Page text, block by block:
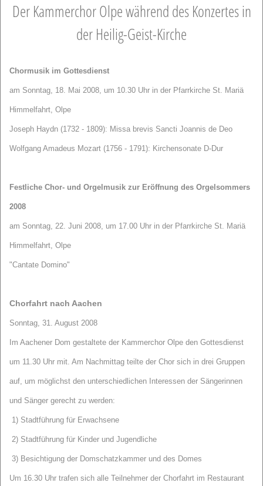
Der Kammerchor Olpe während des Konzertes in
der Heilig-Geist-Kirche
Chormusik im Gottesdienst
am Sonntag, 18. Mai 2008, um 10.30 Uhr in der Pfarrkirche St. Mariä
Himmelfahrt, Olpe
Joseph Haydn (1732 - 1809): Missa brevis Sancti Joannis de Deo
Wolfgang Amadeus Mozart (1756 - 1791): Kirchensonate D-Dur
Festliche Chor- und Orgelmusik zur Eröffnung des Orgelsommers
2008
am Sonntag, 22. Juni 2008, um 17.00 Uhr in der Pfarrkirche St. Mariä
Himmelfahrt, Olpe
"Cantate Domino"
Chorfahrt nach Aachen
Sonntag, 31. August 2008
Im Aachener Dom gestaltete der Kammerchor Olpe den Gottesdienst
um 11.30 Uhr mit. Am Nachmittag teilte der Chor sich in drei Gruppen
auf, um möglichst den unterschiedlichen Interessen der Sängerinnen
und Sänger gerecht zu werden:
1) Stadtführung für Erwachsene
2) Stadtführung für Kinder und Jugendliche
3) Besichtigung der Domschatzkammer und des Domes
Um 16.30 Uhr trafen sich alle Teilnehmer der Chorfahrt im Restaurant